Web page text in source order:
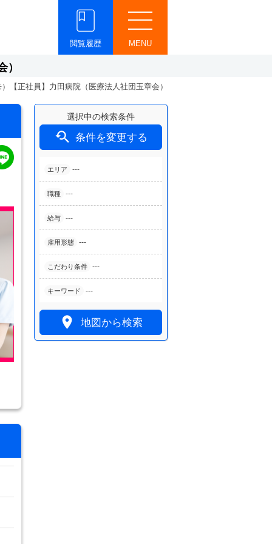
MENU
閲覧履歴
【正社員】力田病院（医療法人社団玉章会）
選択中の検索条件
 条件を変更する
エリア ---
職種 ---
給与 ---
雇用形態 ---
こだわり条件 ---
キーワード ---
 地図から検索